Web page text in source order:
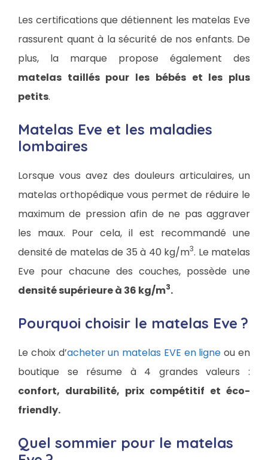
Les certifications que détiennent les matelas Eve
rassurent quant à la sécurité de nos enfants. De
plus, la marque propose également des
matelas taillés pour les bébés et les plus
petits.
Matelas Eve et les maladies
lombaires
Lorsque vous avez des douleurs articulaires, un
matelas orthopédique vous permet de réduire le
maximum de pression afin de ne pas aggraver
les maux. Pour cela, il est recommandé une
densité de matelas de 35 à 40 kg/m3. Le matelas
Eve pour chacune des couches, possède une
densité supérieure à 36 kg/m3.
Pourquoi choisir le matelas Eve ?
Le choix d’acheter un matelas EVE en ligne ou en
boutique se résume à 4 grandes valeurs :
confort, durabilité, prix compétitif et éco-
friendly.
Quel sommier pour le matelas